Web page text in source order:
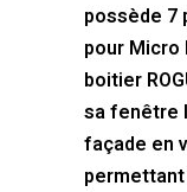
possède 7
pour Micro
boitier
sa fenêtre
façade en